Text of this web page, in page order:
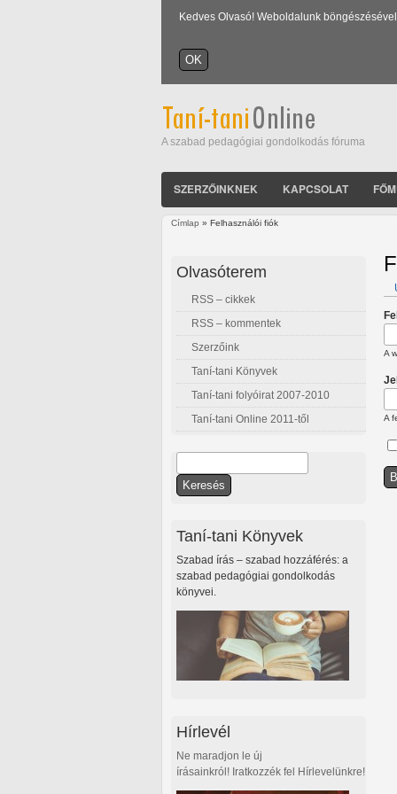
Kedves Olvasó! Weboldalunk
A szabad pedagógiai gondolkodás fóruma
SZERZŐINKNEK KAPCSOLAT
Címlap » Felhasználói fiók
A
A
Olvasóterem
RSS – cikkek
RSS – kommentek
Szerzőink
Taní-tani Könyvek
Taní-tani folyóirat 2007-2010
Taní-tani Online 2011-től
Keresés űrlap
Taní-tani Könyvek
Szabad írás – szabad hozzáférés: a
szabad pedagógiai gondolkodás
könyvei.
Hírlevél
Ne maradjon le új
írásainkról! Iratkozzék fel Hírlevelünkre!